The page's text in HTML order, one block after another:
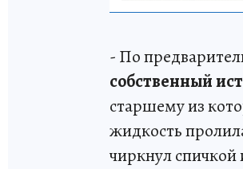
- По
собственный
старшему из
жидкость
чиркнул